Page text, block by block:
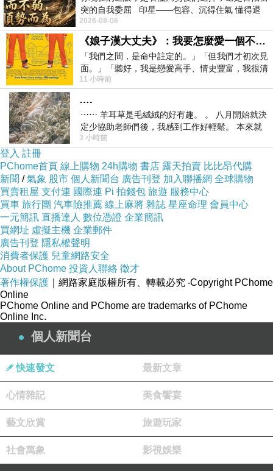
素與沉浸式體驗活動，讓民眾在參與過
程中自然接觸租稅、菸酒等相關法規知
識。活動中安排畫臉簡易上妝、戲服穿
戴體驗、身段互動教學，及租稅、菸酒
法令宣導、互動問答，不僅增添趣味
性，也讓大小朋友在輕鬆氛圍中建立正
確觀念。
此外，因應不動產詐騙案件日益猖獗，
活動也攜手臺南市政府地政局及警察局
共同推動防詐宣導，向民眾介紹「稅籍
＋地籍異動即時通」套餐式服務。透過
突的自我委屈 印星——包容、沉得住氣 懂得退
一步觀察，不會
2026-08-06
《娘子漢大丈夫》：我要怎麼愛一個不存在的人？
「我們之間，是命中註定的。」「但我們才初次見
面。」「聽好，我是戀愛高手、情史豐富，我很清
楚這種感覺，你我之間的那種感覺，現
11 小時前
….
⋯⋯ 羊耳草是毛絨絨的好有趣。 。 八月開始就決
定少協助老師們後，我感到工作好輕鬆。 本來就
不是我的工作啊。 真
3 小時前
登入 註冊
PChome首頁 線上購物 24h購物 書店 露天拍賣 比比昂代購
新聞 /氣象 股市 個人新聞台 廣告刊登 加入聯播網 全球購物
買賣租屋 支付連 國際連 Pi 拍錢包 旅遊 服務中心
買車 旅行團 汽車險推薦 線上麻將 雜誌 星座命理 會員中心
一元簡訊 直播達人 數位憑證 企業簡訊
買網址 虛擬主機 企業郵件
廣告刊登 隱私權聲明
消費者保護 兒童網路安全
About PChome 投資人聯絡 徵才
著作權保護 ｜網路家庭版權所有、轉載必究 ‧Copyright PChome
Online
PChome Online and PChome are trademarks of PChome
Online Inc.
個人新聞台
快速發文 最新文章
心情雜記 美食饗宴
藝文欣賞 旅遊玩家
社會萬象 影視娛樂